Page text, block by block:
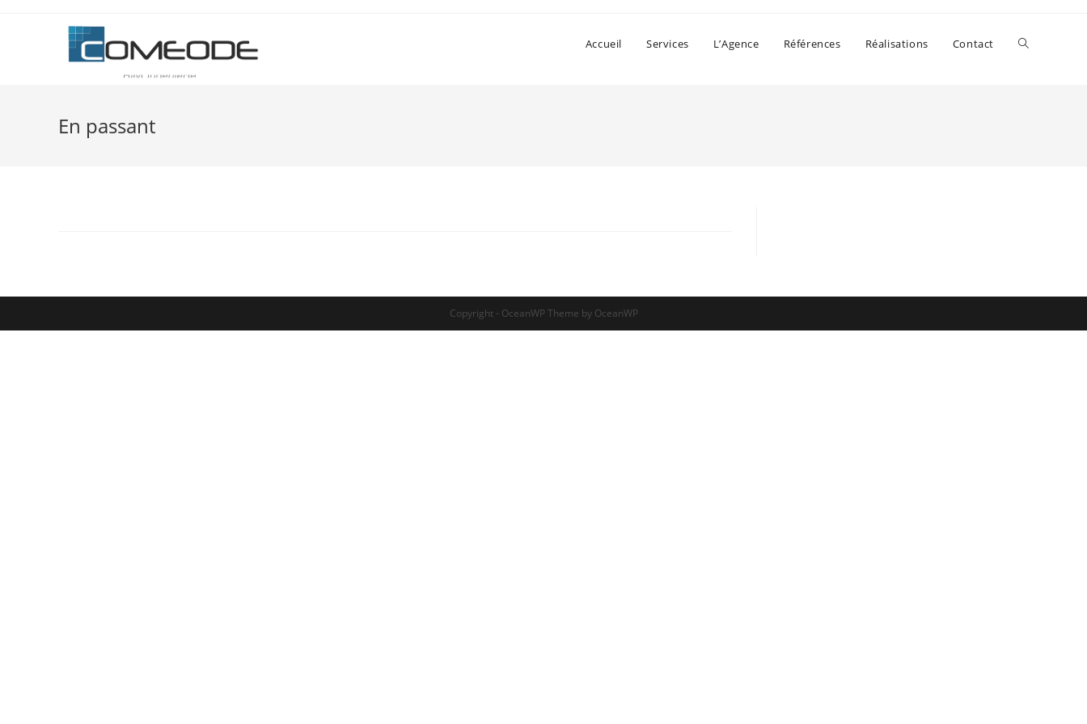
Accueil Services L’Agence Références Réalisations Contact
En passant
Copyright - OceanWP Theme by OceanWP